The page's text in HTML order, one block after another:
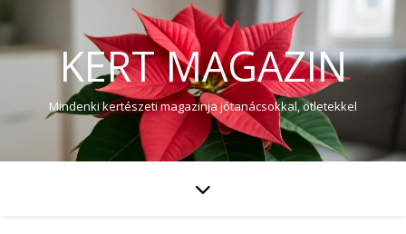
KERT MAGAZIN
Mindenki kertészeti magazinja jótanácsokkal, ötletekkel